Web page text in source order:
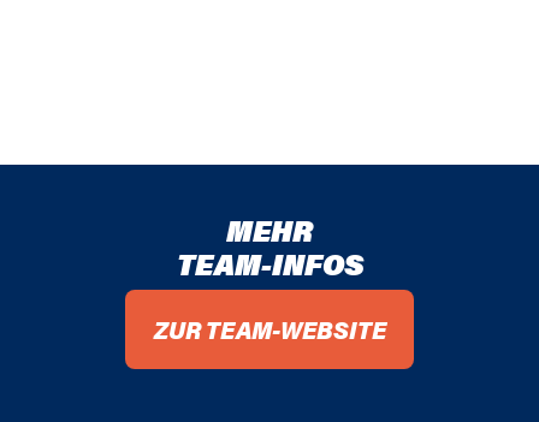
MEHR
TEAM-INFOS
ZUR TEAM-WEBSITE